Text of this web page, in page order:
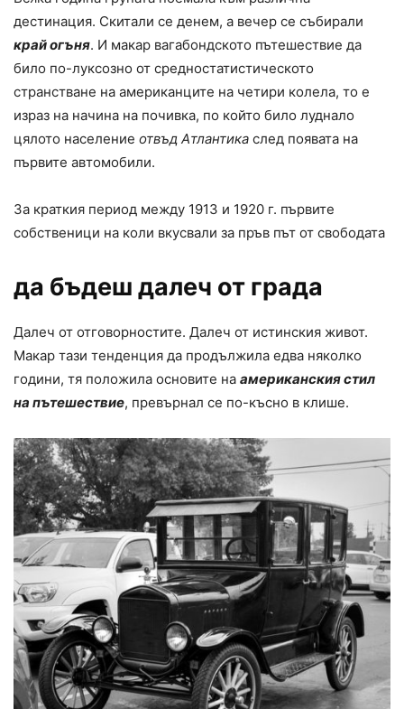
дестинация. Скитали се денем, а вечер се събирали
край огъня. И макар вагабондското пътешествие да
било по-луксозно от средностатистическото
странстване на американците на четири колела, то е
израз на начина на почивка, по който било луднало
цялото население отвъд Атлантика след появата на
първите автомобили.
За краткия период между 1913 и 1920 г. първите
собственици на коли вкусвали за пръв път от свободата
да бъдеш далеч от града
Далеч от отговорностите. Далеч от истинския живот.
Макар тази тенденция да продължила едва няколко
години, тя положила основите на американския стил
на пътешествие, превърнал се по-късно в клише.